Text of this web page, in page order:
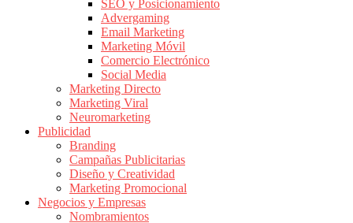
Publicidad
Colombia
Magazine
Publicidad
SEO y Posicionamiento
Advergaming
Email Marketing
Marketing Móvil
Comercio Electrónico
Social Media
Marketing Directo
Marketing Viral
Neuromarketing
Publicidad
Branding
Campañas Publicitarias
Diseño y Creatividad
Marketing Promocional
Negocios y Empresas
Nombramientos